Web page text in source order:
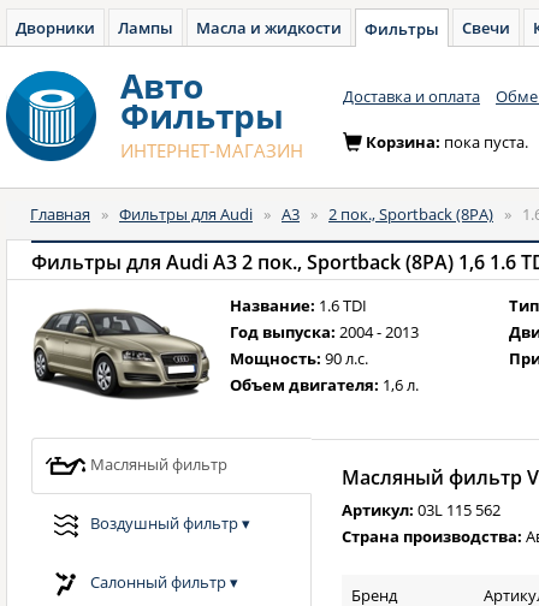
Дворники Лампы Масла и жидкости Фильтры Свечи
Авто
Фильтры
ИНТЕРНЕТ-МАГАЗИН
Доставка и оплата
Корзина: пока пуста.
Главная » Фильтры для Audi » A3 » 2 пок., Sportback (8PA) »
Фильтры для Audi A3 2 пок., Sportback (8PA) 1,6 1.6
Название: 1.6 TDI
Год выпуска: 2004 - 2013
Мощность: 90 л.с.
Объем двигателя: 1,6 л.
Масляный фильтр
Воздушный фильтр▾
Салонный фильтр▾
Масляный фильтр
Артикул: 03L 115 562
Страна производства:
Бренд